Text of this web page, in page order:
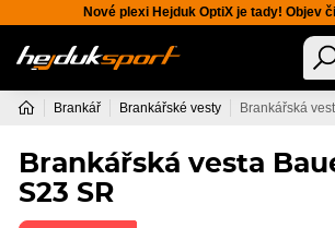
Nové plexi Hejduk OptiX je tady! Objev
Brankář Brankářské vesty Brankářská
Brankářská vesta
S23 SR